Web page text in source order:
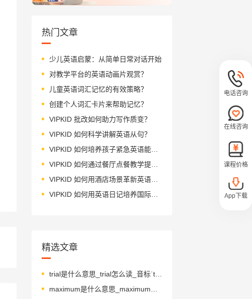
热门文章
少儿英语启蒙：从简单日常对话开始
对教学平台的英语动画片观赏？
儿童英语词汇记忆的有效策略？
创建个人词汇卡片来帮助记忆？
VIPKID 批改如何助力写作质变？
VIPKID 如何科学讲解英语从句？
VIPKID 如何培养孩子紧急英语能力？
VIPKID 如何通过餐厅点餐教学提升少儿英语应用能力？
VIPKID 如何用酒店场景革新英语教学？
VIPKID 如何用英语日记培养国际化人才？
精选文章
trial是什么意思_trial怎么读_音标ˈtraɪəl
电话咨询
在线咨询
课程价格
App下载